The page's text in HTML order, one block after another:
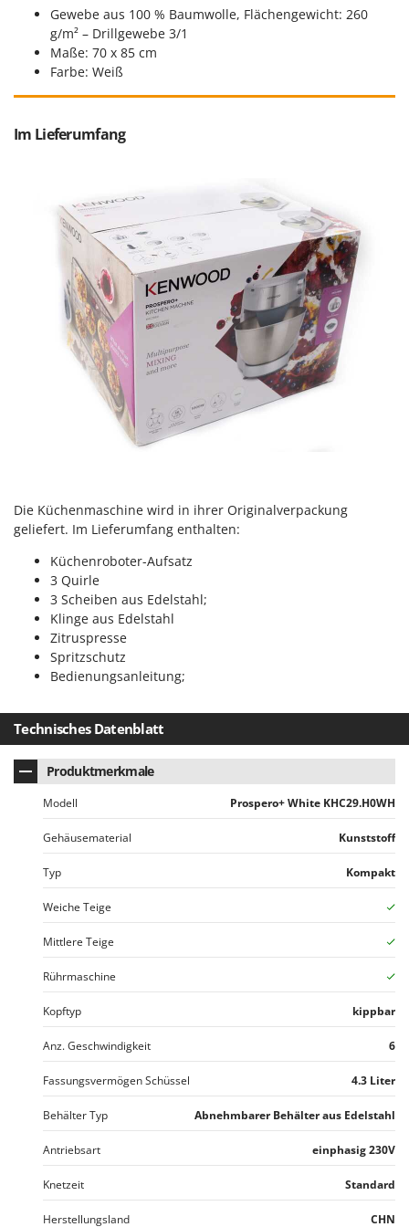
Spiralmac
Spring Protezione
Spyro
Stanley
Tecla
TecnoGen
Tellarini Pompe
Telwin
Tenco
Tineco
Titania
Trotec
Troy-Bilt
Udor
Unger
Verdemax
Volpi
W
Waldner
Weber
WIDU
Wiper EcoRobot
Wolf Garten
Wortex
Worx
Yard Force
Zanon
Zephir
ZGrills
Zodiac
Zomax
Gewebe aus 100 % Baumwolle, Flächengewicht: 260
g/m² – Drillgewebe 3/1
Maße: 70 x 85 cm
Farbe: Weiß
Im Lieferumfang
Die Küchenmaschine wird in ihrer Originalverpackung
geliefert. Im Lieferumfang enthalten:
Küchenroboter-Aufsatz
3 Quirle
3 Scheiben aus Edelstahl;
Klinge aus Edelstahl
Zitruspresse
Spritzschutz
Bedienungsanleitung;
Technisches Datenblatt
Produktmerkmale
Modell Prospero+ White KHC29.H0WH
Gehäusematerial Kunststoff
Typ Kompakt
Weiche Teige
Mittlere Teige
Rührmaschine
Kopftyp kippbar
Anz. Geschwindigkeit 6
Fassungsvermögen Schüssel 4.3 Liter
Behälter Typ Abnehmbarer Behälter aus Edelstahl
Antriebsart einphasig 230V
Knetzeit Standard
Herstellungsland CHN